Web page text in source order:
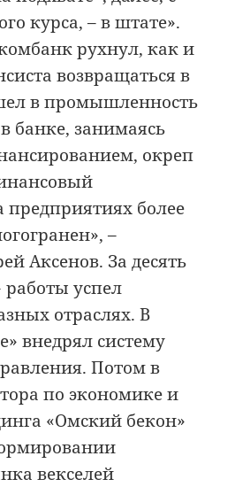
курса, – в штате».
рухнул, как и
возвращаться в
в промышленность
банке, занимаясь
окреп
более
–
Аксенов. За десять
работы успел
отраслях. В
внедрял систему
Потом в
по экономике и
«Омский бекон»
векселей